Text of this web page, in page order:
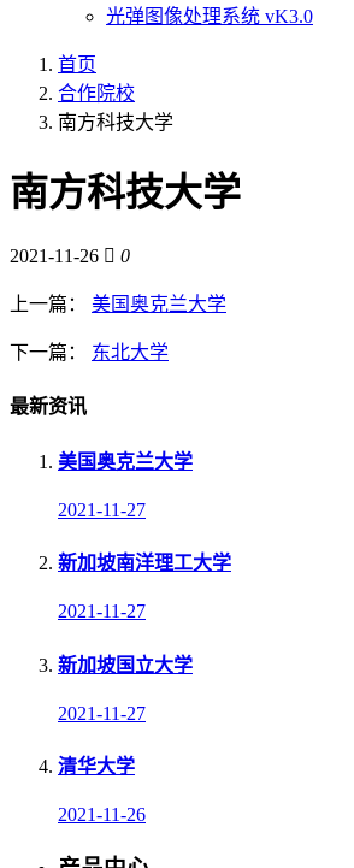
光弹图像处理系统 vK3.0
首页
合作院校
南方科技大学
南方科技大学
2021-11-26 0
上一篇： 美国奥克兰大学
下一篇： 东北大学
最新资讯
美国奥克兰大学
2021-11-27
新加坡南洋理工大学
2021-11-27
新加坡国立大学
2021-11-27
清华大学
2021-11-26